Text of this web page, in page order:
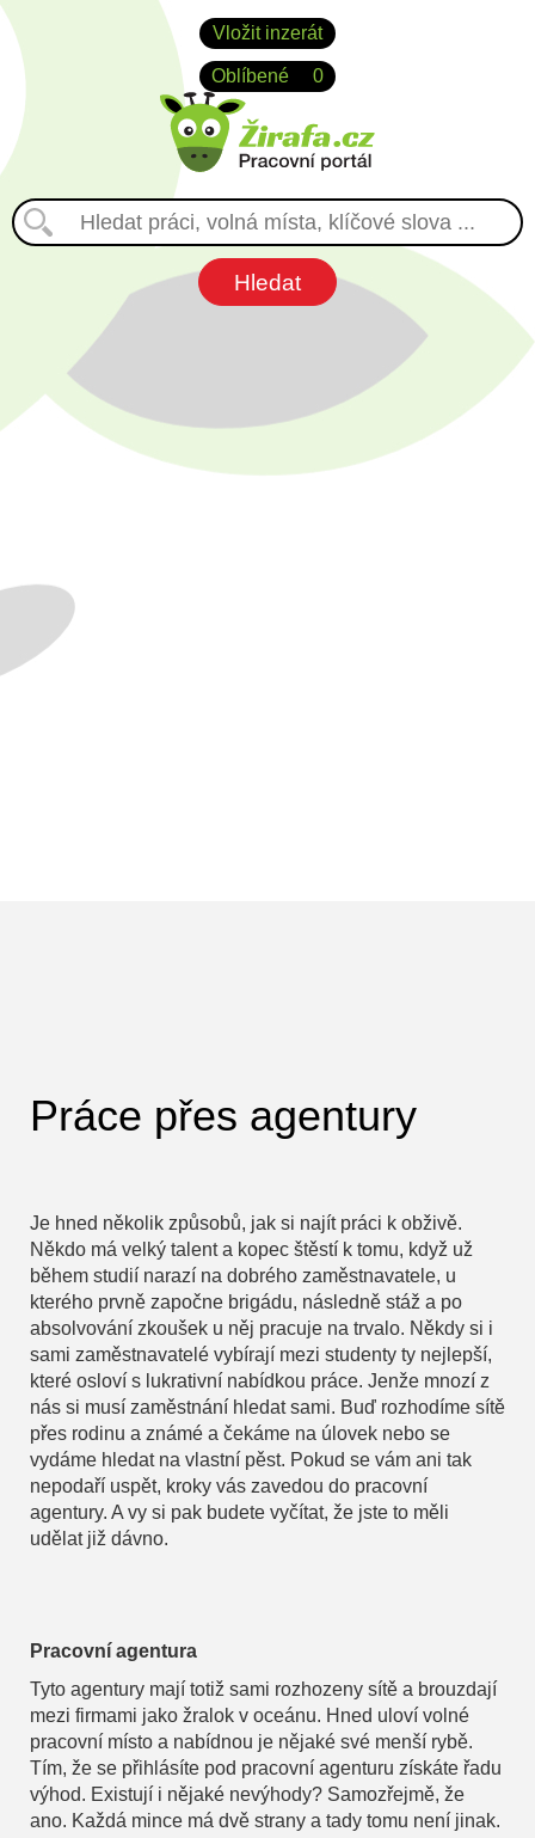
Vložit inzerát
Oblíbené 0
Práce přes agentury
Je hned několik způsobů, jak si najít práci k obživě.
Někdo má velký talent a kopec štěstí k tomu, když už
během studií narazí na dobrého zaměstnavatele, u
kterého prvně započne brigádu, následně stáž a po
absolvování zkoušek u něj pracuje na trvalo. Někdy si i
sami zaměstnavatelé vybírají mezi studenty ty nejlepší,
které osloví s lukrativní nabídkou práce. Jenže mnozí z
nás si musí zaměstnání hledat sami. Buď rozhodíme sítě
přes rodinu a známé a čekáme na úlovek nebo se
vydáme hledat na vlastní pěst. Pokud se vám ani tak
nepodaří uspět, kroky vás zavedou do pracovní
agentury. A vy si pak budete vyčítat, že jste to měli
udělat již dávno.
Pracovní agentura
Tyto agentury mají totiž sami rozhozeny sítě a brouzdají
mezi firmami jako žralok v oceánu. Hned uloví volné
pracovní místo a nabídnou je nějaké své menší rybě.
Tím, že se přihlásíte pod pracovní agenturu získáte řadu
výhod. Existují i nějaké nevýhody? Samozřejmě, že
ano. Každá mince má dvě strany a tady tomu není jinak.